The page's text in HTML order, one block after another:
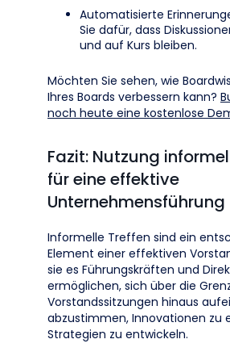
Automatisierte
Sie dafür, dass
und auf Kurs bleiben.
Möchten Sie sehen, wie
Ihres Boards verbessern kann?
noch heute eine kostenlose
Fazit: Nutzung
für eine effektive
Unternehmensführung
Informelle Treffen sind ein
Element einer effektiven
sie es Führungskräften und
ermöglichen, sich über die
Vorstandssitzungen hinaus
abzustimmen, Innovationen zu
Strategien zu entwickeln.